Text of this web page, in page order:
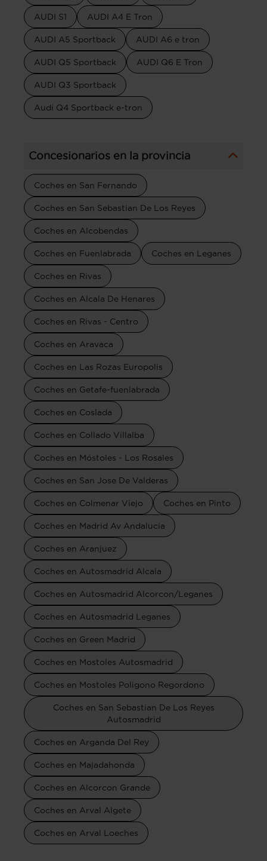
AUDI S1 AUDI A4 E Tron
AUDI A5 Sportback AUDI A6 e tron
AUDI Q5 Sportback AUDI Q6 E Tron
AUDI Q3 Sportback
Audi Q4 Sportback e-tron
Concesionarios en la provincia
Coches en San Fernando
Coches en San Sebastian De Los Reyes
Coches en Alcobendas
Coches en Fuenlabrada Coches en Leganes
Coches en Rivas
Coches en Alcala De Henares
Coches en Rivas - Centro
Coches en Aravaca
Coches en Las Rozas Europolis
Coches en Getafe-fuenlabrada
Coches en Coslada
Coches en Collado Villalba
Coches en Móstoles - Los Rosales
Coches en San Jose De Valderas
Coches en Colmenar Viejo Coches en Pinto
Coches en Madrid Av Andalucia
Coches en Aranjuez
Coches en Autosmadrid Alcala
Coches en Autosmadrid Alcorcon/Leganes
Coches en Autosmadrid Leganes
Coches en Green Madrid
Coches en Mostoles Autosmadrid
Coches en Mostoles Poligono Regordono
Coches en San Sebastian De Los Reyes
Autosmadrid
Coches en Arganda Del Rey
Coches en Majadahonda
Coches en Alcorcon Grande
Coches en Arval Algete
Coches en Arval Loeches